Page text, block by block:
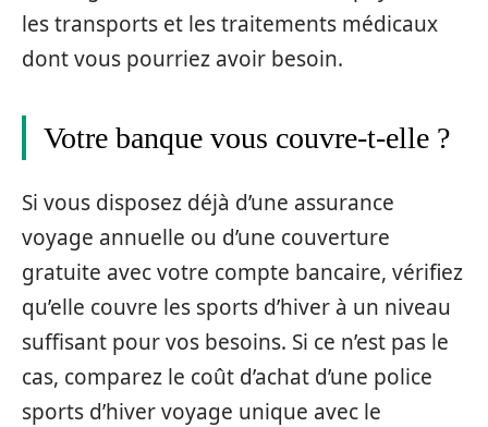
les transports et les traitements médicaux
dont vous pourriez avoir besoin.
Votre banque vous couvre-t-elle ?
Si vous disposez déjà d’une assurance
voyage annuelle ou d’une couverture
gratuite avec votre compte bancaire, vérifiez
qu’elle couvre les sports d’hiver à un niveau
suffisant pour vos besoins. Si ce n’est pas le
cas, comparez le coût d’achat d’une police
sports d’hiver voyage unique avec le